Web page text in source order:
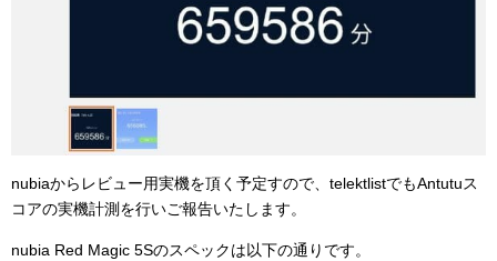
nubiaからレビュー用実機を頂く予定すので、telektlistでもAntutuス
コアの実機計測を行いご報告いたします。
nubia Red Magic 5Sのスペックは以下の通りです。